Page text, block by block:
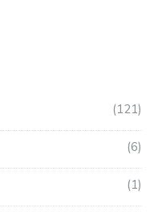
121
6
1